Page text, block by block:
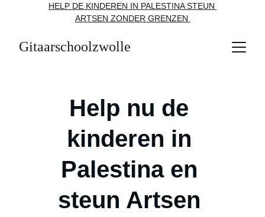
HELP DE KINDEREN IN PALESTINA STEUN
ARTSEN ZONDER GRENZEN
Gitaarschoolzwolle
Help nu de
kinderen in
Palestina en
steun Artsen